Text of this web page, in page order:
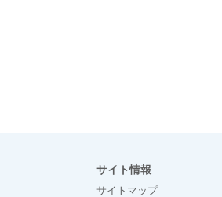
サイト情報
サイトマップ